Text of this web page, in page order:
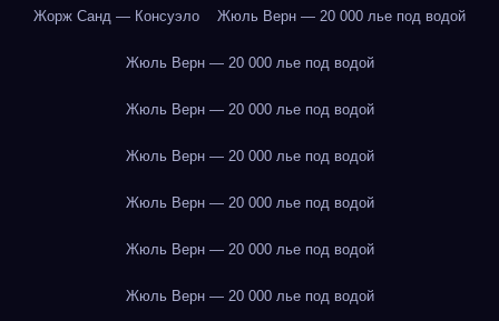
Жорж Санд — Консуэло Жюль Верн — 20 000 лье под водой
Жюль Верн — 20 000 лье под водой
Жюль Верн — 20 000 лье под водой
Жюль Верн — 20 000 лье под водой
Жюль Верн — 20 000 лье под водой
Жюль Верн — 20 000 лье под водой
Жюль Верн — 20 000 лье под водой